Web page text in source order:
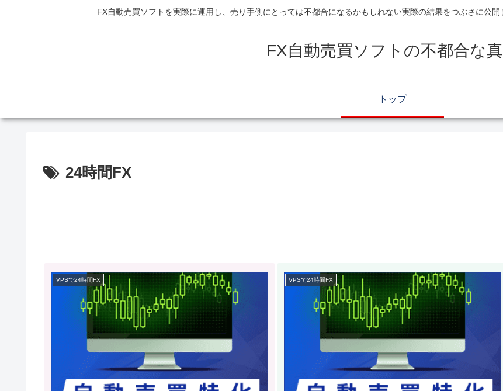
FX自動売買ソフトを実際に運用し、売り手側にとっては不都合になるかもしれない実際の結果をつぶさに公
FX自動売買ソフトの不都合な
トップ
24時間FX
VPSで24時間FX VPSで24時間FX